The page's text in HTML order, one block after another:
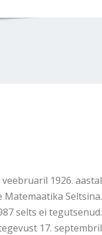
1926. aastal
Matemaatika Seltsina.
selts ei tegutsenud.
17. septembril